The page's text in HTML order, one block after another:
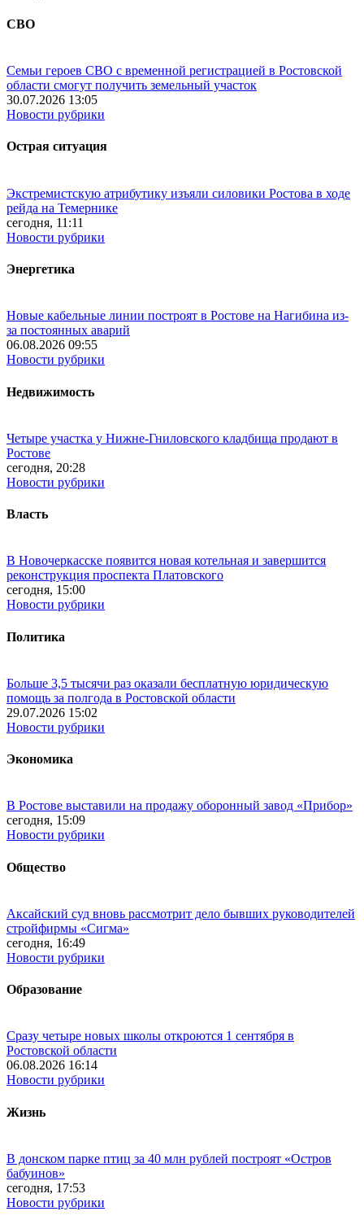
СВО
Семьи героев СВО с временной регистрацией в Ростовской
области смогут получить земельный участок
30.07.2026 13:05
Новости рубрики
Острая ситуация
Экстремистскую атрибутику изъяли силовики Ростова в ходе
рейда на Темернике
сегодня, 11:11
Новости рубрики
Энергетика
Новые кабельные линии построят в Ростове на Нагибина из-
за постоянных аварий
06.08.2026 09:55
Новости рубрики
Недвижимость
Четыре участка у Нижне-Гниловского кладбища продают в
Ростове
сегодня, 20:28
Новости рубрики
Власть
В Новочеркасске появится новая котельная и завершится
реконструкция проспекта Платовского
сегодня, 15:00
Новости рубрики
Политика
Больше 3,5 тысячи раз оказали бесплатную юридическую
помощь за полгода в Ростовской области
29.07.2026 15:02
Новости рубрики
Экономика
В Ростове выставили на продажу оборонный завод «Прибор»
сегодня, 15:09
Новости рубрики
Общество
Аксайский суд вновь рассмотрит дело бывших руководителей
стройфирмы «Сигма»
сегодня, 16:49
Новости рубрики
Образование
Сразу четыре новых школы откроются 1 сентября в
Ростовской области
06.08.2026 16:14
Новости рубрики
Жизнь
В донском парке птиц за 40 млн рублей построят «Остров
бабуинов»
сегодня, 17:53
Новости рубрики